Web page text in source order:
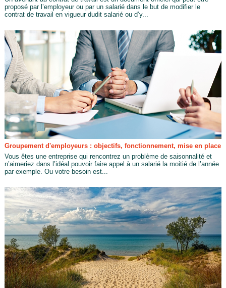
proposé par l’employeur ou par un salarié dans le but de modifier le
contrat de travail en vigueur dudit salarié ou d’y...
Groupement d'employeurs : objectifs, fonctionnement, mise en place
Vous êtes une entreprise qui rencontrez un problème de saisonnalité et
n’aimeriez dans l’idéal pouvoir faire appel à un salarié la moitié de l’année
par exemple. Ou votre besoin est...